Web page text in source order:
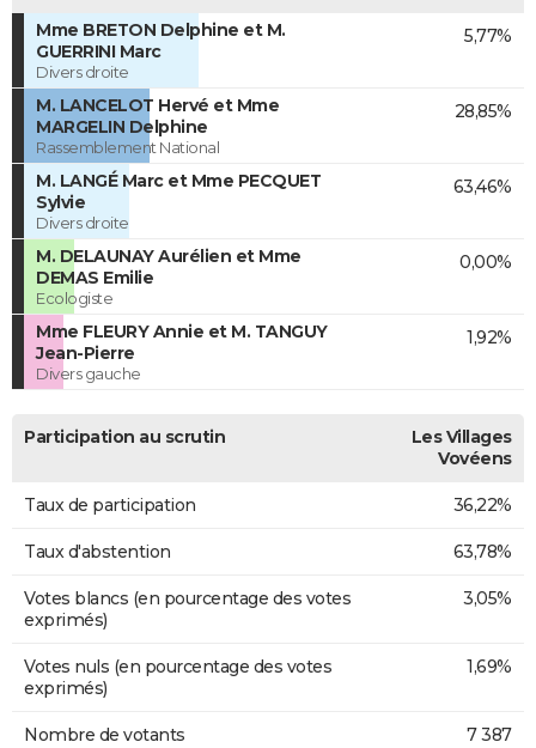
Mme BRETON Delphine et M.
GUERRINI Marc
Divers droite
5,77%
M. LANCELOT Hervé et Mme
MARGELIN Delphine
Rassemblement National
28,85%
M. LANGÉ Marc et Mme PECQUET
Sylvie
Divers droite
63,46%
M. DELAUNAY Aurélien et Mme
DEMAS Emilie
Ecologiste
0,00%
Mme FLEURY Annie et M. TANGUY
Jean-Pierre
Divers gauche
1,92%
Participation au scrutin
Les Villages
Vovéens
Taux de participation 36,22%
Taux d'abstention 63,78%
Votes blancs (en pourcentage des votes
exprimés)
3,05%
Votes nuls (en pourcentage des votes
exprimés)
1,69%
Nombre de votants 7 387